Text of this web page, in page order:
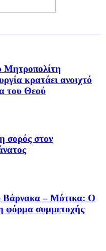
Μητροπολίτη
κρατάει ανοιχτό
του Θεού
σορός στον
Βάρνακα – Μύτικα: Ο
φόρμα συμμετοχής